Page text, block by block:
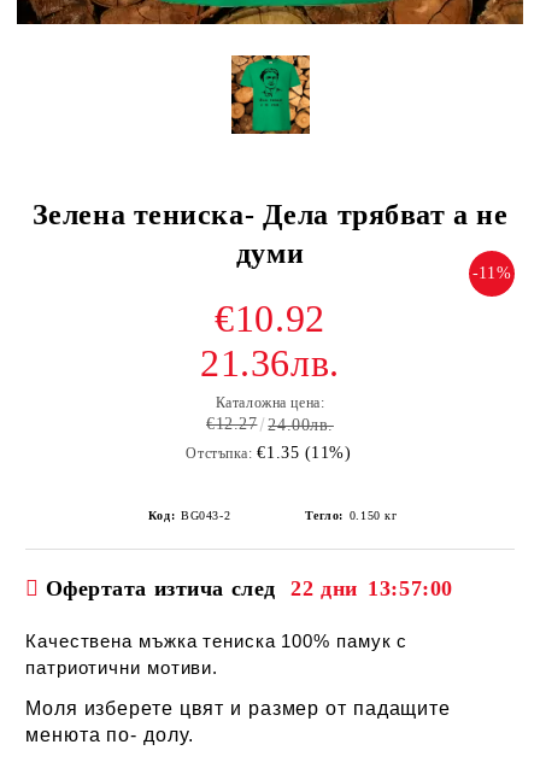
Зелена тениска- Дела трябват а не
думи
-11%
€10.92
21.36лв.
Каталожна цена:
€12.27 24.00лв.
Отстъпка: €1.35 (11%)
Код: BG043-2 Тегло: 0.150 кг
Офертата изтича след 22 дни 13:57:00
Качествена мъжка тениска 100% памук с
патриотични мотиви.
Моля изберете цвят и размер от падащите
менюта по- долу.